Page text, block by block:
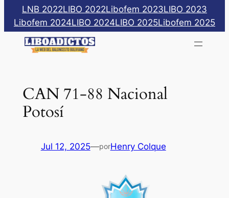
Saltar
contenido
LNB 2022LIBO 2022Libofem 2023LIBO 2023
Libofem 2024LIBO 2024LIBO 2025Libofem 2025
CAN 71-88 Nacional
Potosí
Jul 12, 2025—porHenry Colque